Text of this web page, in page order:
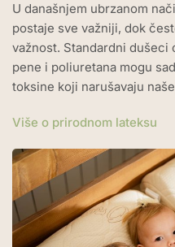
U današnjem ubrzanom
postaje sve važniji, dok
važnost. Standardni dušeci
pene i poliuretana mogu
toksine koji narušavaju
Više o prirodnom lateksu